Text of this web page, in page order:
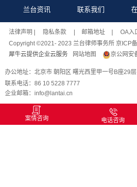
兰台资讯 联系我们
法律声明 | 隐私条款 | 邮箱地址
| OA入
Copyright ©2021- 2023 兰台律师事务所 京ICP
犀牛云提供企业云服务
网站地图 京公网安
办公地址：北京市 朝阳区 曙光西里甲一号B座29层
联系电话：86 10 5228 7777
企业邮箱：info@lantai.cn
案情咨询 电话咨询